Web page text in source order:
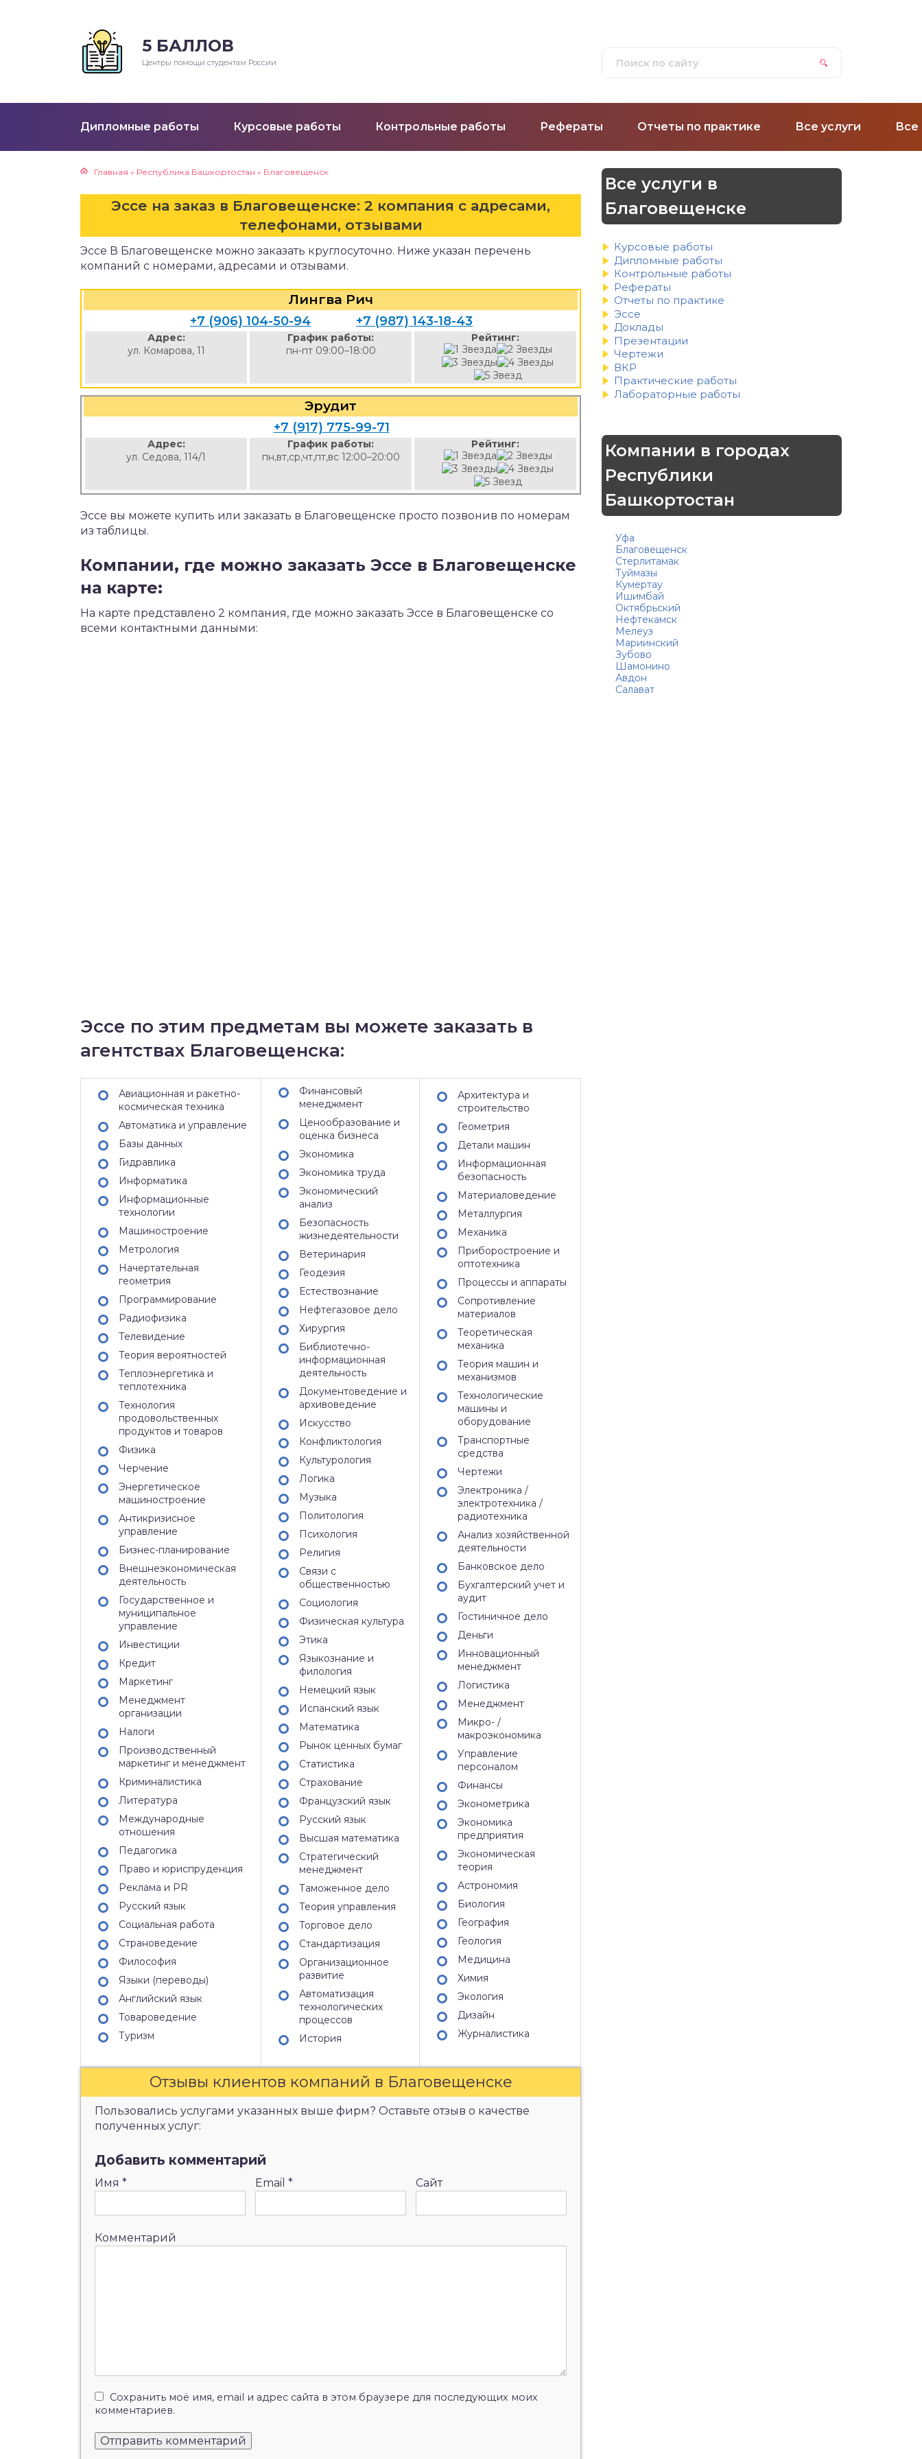
5 БАЛЛОВ
Центры помощи студентам России
Дипломные работы Курсовые работы Контрольные работы Рефераты Отчеты по практике Все услуги Все
Главная » Республика Башкортостан » Благовещенск
Эссе на заказ в Благовещенске: 2 компания с адресами,
телефонами, отзывами
Эссе В Благовещенске можно заказать круглосуточно. Ниже указан перечень
компаний с номерами, адресами и отзывами.
Лингва Рич
+7 (906) 104-50-94 +7 (987) 143-18-43
Адрес:
ул. Комарова, 11
График работы:
пн-пт 09:00–18:00
Рейтинг:
Эрудит
+7 (917) 775-99-71
Адрес:
ул. Седова, 114/1
График работы:
пн,вт,ср,чт,пт,вс 12:00–20:00
Рейтинг:
Эссе вы можете купить или заказать в Благовещенске просто позвонив по номерам
из таблицы.
Компании, где можно заказать Эссе в Благовещенске
на карте:
На карте представлено 2 компания, где можно заказать Эссе в Благовещенске со
всеми контактными данными:
Эссе по этим предметам вы можете заказать в
агентствах Благовещенска:
Авиационная и ракетно-
космическая техника
Автоматика и управление
Базы данных
Гидравлика
Информатика
Информационные
технологии
Машиностроение
Метрология
Начертательная
геометрия
Программирование
Радиофизика
Телевидение
Теория вероятностей
Теплоэнергетика и
теплотехника
Технология
продовольственных
продуктов и товаров
Физика
Черчение
Энергетическое
машиностроение
Антикризисное
управление
Бизнес-планирование
Внешнеэкономическая
деятельность
Государственное и
муниципальное
управление
Инвестиции
Кредит
Маркетинг
Менеджмент
организации
Налоги
Производственный
маркетинг и менеджмент
Криминалистика
Литература
Международные
отношения
Педагогика
Право и юриспруденция
Реклама и PR
Русский язык
Социальная работа
Страноведение
Философия
Языки (переводы)
Английский язык
Товароведение
Туризм
Финансовый
менеджмент
Ценообразование и
оценка бизнеса
Экономика
Экономика труда
Экономический
анализ
Безопасность
жизнедеятельности
Ветеринария
Геодезия
Естествознание
Нефтегазовое дело
Хирургия
Библиотечно-
информационная
деятельность
Документоведение и
архивоведение
Искусство
Конфликтология
Культурология
Логика
Музыка
Политология
Психология
Религия
Связи с
общественностью
Социология
Физическая культура
Этика
Языкознание и
филология
Немецкий язык
Испанский язык
Математика
Рынок ценных бумаг
Статистика
Страхование
Французский язык
Русский язык
Высшая математика
Стратегический
менеджмент
Таможенное дело
Теория управления
Торговое дело
Стандартизация
Организационное
развитие
Автоматизация
технологических
процессов
История
Архитектура и
строительство
Геометрия
Детали машин
Информационная
безопасность
Материаловедение
Металлургия
Механика
Приборостроение и
оптотехника
Процессы и аппараты
Сопротивление
материалов
Теоретическая
механика
Теория машин и
механизмов
Технологические
машины и
оборудование
Транспортные
средства
Чертежи
Электроника /
электротехника /
радиотехника
Анализ хозяйственной
деятельности
Банковское дело
Бухгалтерский учет и
аудит
Гостиничное дело
Деньги
Инновационный
менеджмент
Логистика
Менеджмент
Микро- /
макроэкономика
Управление
персоналом
Финансы
Эконометрика
Экономика
предприятия
Экономическая
теория
Астрономия
Биология
География
Геология
Медицина
Химия
Экология
Дизайн
Журналистика
Отзывы клиентов компаний в Благовещенске
Пользовались услугами указанных выше фирм? Оставьте отзыв о качестве
полученных услуг:
Добавить комментарий
Имя * Email * Сайт
Комментарий
Сохранить моё имя, email и адрес сайта в этом браузере для последующих моих
комментариев.
Все услуги в
Благовещенске
Курсовые работы
Дипломные работы
Контрольные работы
Рефераты
Отчеты по практике
Эссе
Доклады
Презентации
Чертежи
ВКР
Практические работы
Лабораторные работы
Компании в городах
Республики
Башкортостан
Уфа
Благовещенск
Стерлитамак
Туймазы
Кумертау
Ишимбай
Октябрьский
Нефтекамск
Мелеуз
Мариинский
Зубово
Шамонино
Авдон
Салават
работы
работы